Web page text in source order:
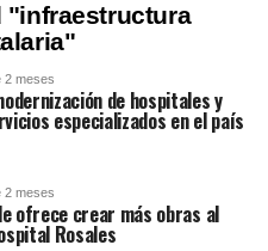
"infraestructura
2 meses
de hospitales y
especializados en el país
2 meses
ofrece crear más obras al
Rosales